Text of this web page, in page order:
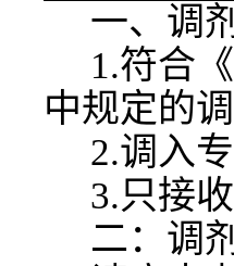
一、调
1.符合
中规定的
2.调入
3.只接
二：调